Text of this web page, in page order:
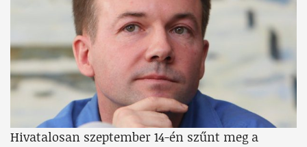
Hivatalosan szeptember 14-én szűnt meg a